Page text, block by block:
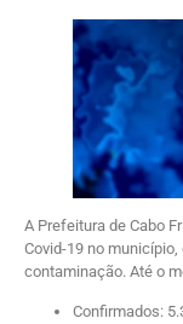
A Prefeitura de Cabo
Covid-19 no
contaminação. Até o
Confirmados: